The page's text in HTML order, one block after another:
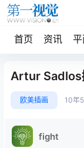
首页 资讯
Artur Sadlos
欧美插画 10年
fight